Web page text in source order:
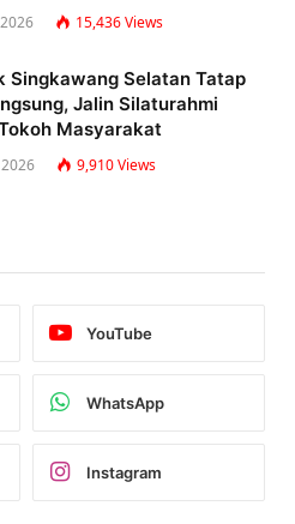
15,436Views
Singkawang Selatan Tatap
Jalin Silaturahmi
Masyarakat
9,910Views
YouTube
WhatsApp
Instagram